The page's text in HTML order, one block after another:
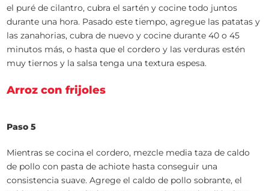
el puré de cilantro, cubra el sartén y cocine todo juntos
durante una hora. Pasado este tiempo, agregue las patatas y
las zanahorias, cubra de nuevo y cocine durante 40 o 45
minutos más, o hasta que el cordero y las verduras estén
muy tiernos y la salsa tenga una textura espesa.
Arroz con frijoles
Paso 5
Mientras se cocina el cordero, mezcle media taza de caldo
de pollo con pasta de achiote hasta conseguir una
consistencia suave. Agrege el caldo de pollo sobrante, el